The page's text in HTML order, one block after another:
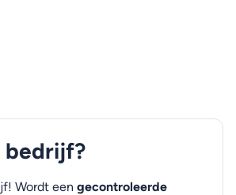
bedrijf?
Wordt een gecontroleerde